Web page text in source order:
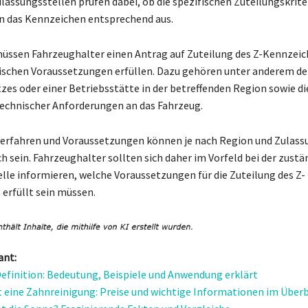
das Kennzeichen entsprechend aus.
Fahrzeughalter einen Antrag auf Zuteilung des Z-
Voraussetzungen erfüllen. Dazu gehören unter anderem
oder einer Betriebsstätte in der betreffenden Region sowie
Anforderungen an das Fahrzeug.
und Voraussetzungen können je nach Region und
sein. Fahrzeughalter sollten sich daher im Vorfeld bei der
informieren, welche Voraussetzungen für die Zuteilung des Z-
erfüllt sein müssen.
Bedeutung, Beispiele und Anwendung erklärt
eine Zahnreinigung: Preise und wichtige Informationen im